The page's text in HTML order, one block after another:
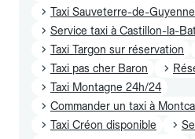
Taxi Sauveterre-de-
Service taxi à Castillon-la-
Taxi Targon sur réservation
Taxi pas cher Baron
Taxi Montagne 24h/24
Commander un taxi à
Taxi Créon disponible